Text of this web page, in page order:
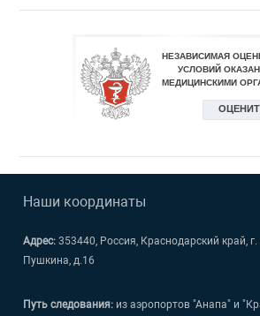
Наши координаты
Адрес:353440, Россия, Краснодарский край, г.
Пушкина, д.16
Путь следования: из аэропортов "Анапа" и